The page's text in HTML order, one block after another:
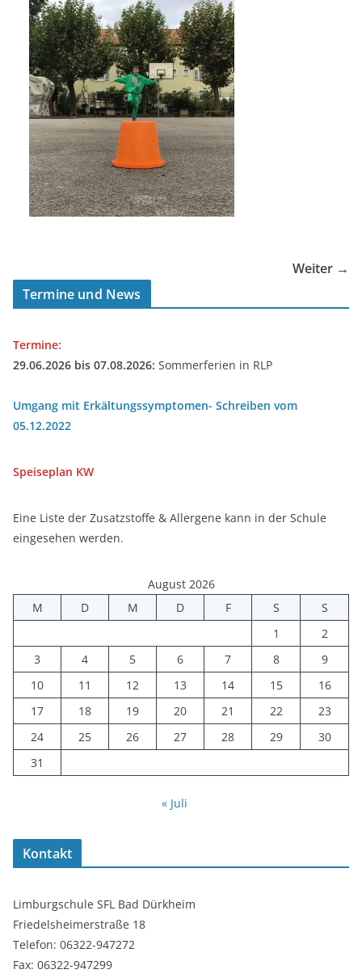
Weiter →
Termine und News
Termine:
29.06.2026 bis 07.08.2026: Sommerferien in RLP
Umgang mit Erkältungssymptomen- Schreiben vom
05.12.2022
Speiseplan KW
Eine Liste der Zusatzstoffe & Allergene kann in der Schule
eingesehen werden.
August 2026
M
D M D F S
S
1
2
3
4 5 6 7 8
9
10
11 12 13 14 15
16
17
18 19 20 21 22
23
24
25 26 27 28 29
30
31
« Juli
Kontakt
Limburgschule SFL Bad Dürkheim
Friedelsheimerstraße 18
Telefon: 06322-947272
Fax: 06322-947299